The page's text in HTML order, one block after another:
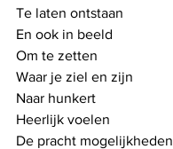
Te laten ontstaan
En ook in beeld
Om te zetten
Waar je ziel en zijn
Naar hunkert
Heerlijk voelen
De pracht mogelijkheden